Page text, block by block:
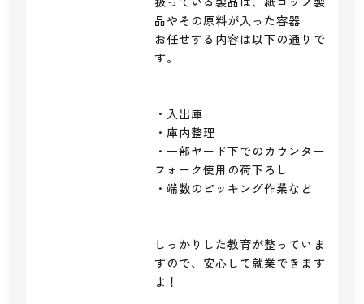
品やその原料が入った容器
お任せする内容は以下の通りで
す。
・入出庫
・庫内整理
・一部ヤード下でのカウンター
フォーク使用の荷下ろし
・端数のピッキング作業など
しっかりした教育が整っていま
すので、安心して就業できます
よ！